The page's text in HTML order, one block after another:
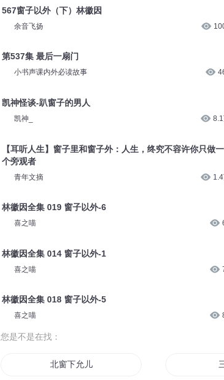
567窗子以外（下）林徽因
余音飞扬
第537集 最后一扇门
小书声课内外必读故事
凯神怪谈-趴窗子的男人
凯神_
【耳听人生】窗子里和窗子外：人生，终究不容许你只做一
个旁观者
青年文摘
林徽因全集 019 窗子以外-6
喜之喵
林徽因全集 014 窗子以外-1
喜之喵
林徽因全集 018 窗子以外-5
喜之喵
您是不是在找：
北窗下允儿